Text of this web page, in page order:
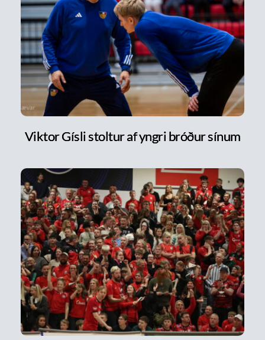
Viktor Gísli stoltur af yngri bróður sínum